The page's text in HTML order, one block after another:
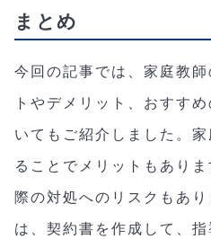
まとめ
今回の記事では、家庭教
トやデメリット、おすす
いてもご紹介しました。
ることでメリットもあり
際の対処へのリスクもあ
は、契約書を作成して、